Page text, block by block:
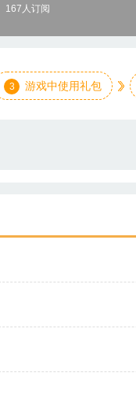
167人订阅
3 游戏中使用礼包